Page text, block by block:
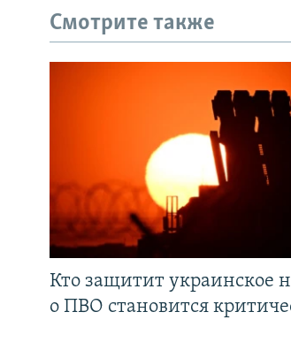
Смотрите также
Кто защитит украинское
о ПВО становится